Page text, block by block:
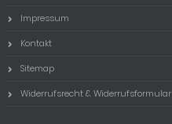
Impressum
Kontakt
Sitemap
Widerrufsrecht & Widerrufsformular